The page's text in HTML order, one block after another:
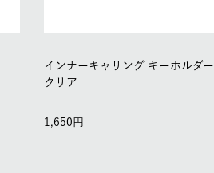
インナーキャリング キーホルダー
クリア
1,650